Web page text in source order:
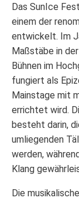
Das SunIce
einem der
entwickelt. Im
Maßstäbe in
Bühnen im
fungiert als
Mainstage mit
errichtet wird.
besteht darin,
umliegenden
werden,
Klang
Die